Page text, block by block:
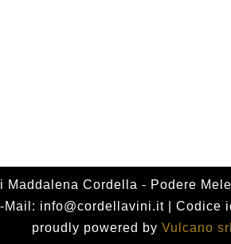
Cordella - Podere
Mail: info@cordellavini.it | Codice
proudly powered by Vulcano